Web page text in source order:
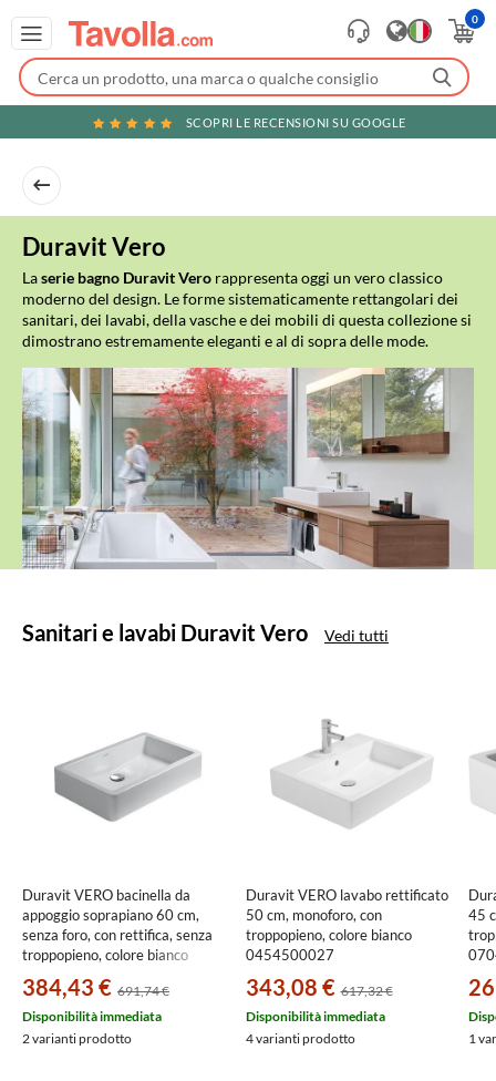
0
SCOPRI LE RECENSIONI SU GOOGLE
Duravit Vero
Laserie bagno Duravit Vero rappresenta oggi un vero classico
moderno del design. Le forme sistematicamente rettangolari dei
sanitari, dei lavabi, della vasche e dei mobili di questa collezione si
dimostrano estremamente eleganti e al di sopra delle mode.
in
Sanitari e lavabi Duravit Vero Vedi tutti
Duravit VERO bacinella da
appoggio soprapiano 60 cm,
senza foro, con rettifica, senza
troppopieno, colore bianco
384,43 € 691,74 €
Disponibilità immediata
2 varianti prodotto
Duravit VERO lavabo rettificato
50 cm, monoforo, con
troppopieno, colore bianco
0454500027
343,08 € 617,32 €
Disponibilità immediata
4 varianti prodotto
45
1